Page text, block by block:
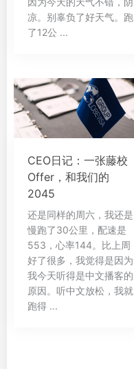
凉。别辜负了好天气。跑
了12公 ...
CEO日记：一张藤校
Offer，和我们的
2045
还是同样的周六，我还是
慢跑了30公里，配速是
553，心率144。比上周
好了很多，我觉得是因为
我今天听得是中文播客的
原因。听中文放松，我就
跑得 ...